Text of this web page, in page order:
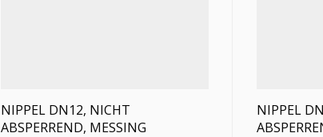
NIPPEL DN12, NICHT
ABSPERREND, MESSING
NIPPEL